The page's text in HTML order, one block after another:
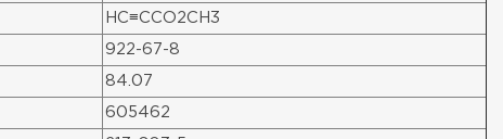
HC≡CCO2CH3
922-67-8
84.07
605462